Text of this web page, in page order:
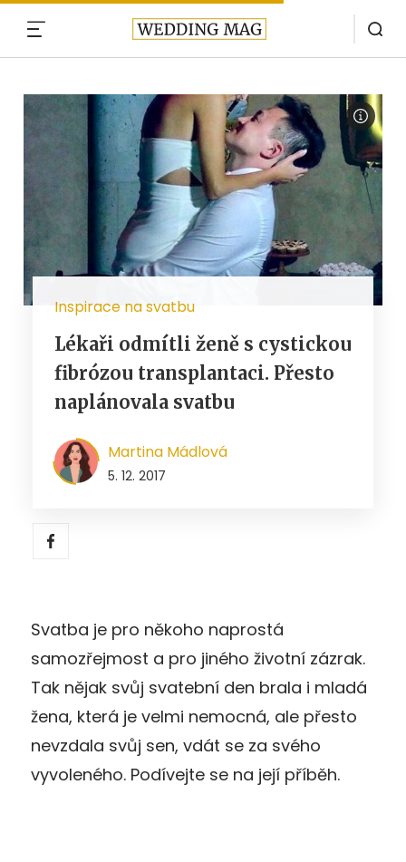
Inspirace na svatbu
Lékaři odmítli ženě s cystickou
fibrózou transplantaci. Přesto
naplánovala svatbu
Martina Mádlová
5. 12. 2017
Svatba je pro někoho naprostá
samozřejmost a pro jiného životní zázrak.
Tak nějak svůj svatební den brala i mladá
žena, která je velmi nemocná, ale přesto
nevzdala svůj sen, vdát se za svého
vyvoleného. Podívejte se na její příběh.